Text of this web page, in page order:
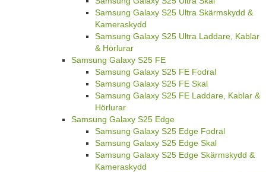
Samsung Galaxy S25 Ultra Skärmskydd &
Kameraskydd
Samsung Galaxy S25 Ultra Laddare, Kablar
& Hörlurar
Samsung Galaxy S25 FE
Samsung Galaxy S25 FE Fodral
Samsung Galaxy S25 FE Skal
Samsung Galaxy S25 FE Laddare, Kablar &
Hörlurar
Samsung Galaxy S25 Edge
Samsung Galaxy S25 Edge Fodral
Samsung Galaxy S25 Edge Skal
Samsung Galaxy S25 Edge Skärmskydd &
Kameraskydd